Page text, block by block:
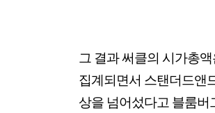
그 결과 써클의 시가총
집계되면서 스탠더드앤
상을 넘어섰다고 블룸버